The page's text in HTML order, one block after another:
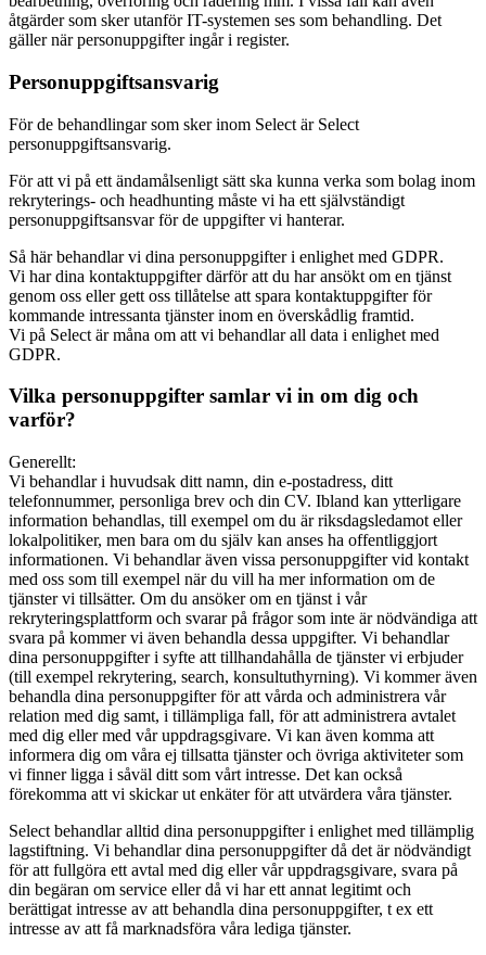
åtgärder som sker utanför IT-systemen ses som behandling. Det
gäller när personuppgifter ingår i register.
Personuppgiftsansvarig
För de behandlingar som sker inom Select är Select
personuppgiftsansvarig.
För att vi på ett ändamålsenligt sätt ska kunna verka som bolag inom
rekryterings- och headhunting måste vi ha ett självständigt
personuppgiftsansvar för de uppgifter vi hanterar.
Så här behandlar vi dina personuppgifter i enlighet med GDPR.
Vi har dina kontaktuppgifter därför att du har ansökt om en tjänst
genom oss eller gett oss tillåtelse att spara kontaktuppgifter för
kommande intressanta tjänster inom en överskådlig framtid.
Vi på Select är måna om att vi behandlar all data i enlighet med
GDPR.
Vilka personuppgifter samlar vi in om dig och
varför?
Generellt:
Vi behandlar i huvudsak ditt namn, din e-postadress, ditt
telefonnummer, personliga brev och din CV. Ibland kan ytterligare
information behandlas, till exempel om du är riksdagsledamot eller
lokalpolitiker, men bara om du själv kan anses ha offentliggjort
informationen. Vi behandlar även vissa personuppgifter vid kontakt
med oss som till exempel när du vill ha mer information om de
tjänster vi tillsätter. Om du ansöker om en tjänst i vår
rekryteringsplattform och svarar på frågor som inte är nödvändiga att
svara på kommer vi även behandla dessa uppgifter. Vi behandlar
dina personuppgifter i syfte att tillhandahålla de tjänster vi erbjuder
(till exempel rekrytering, search, konsultuthyrning). Vi kommer även
behandla dina personuppgifter för att vårda och administrera vår
relation med dig samt, i tillämpliga fall, för att administrera avtalet
med dig eller med vår uppdragsgivare. Vi kan även komma att
informera dig om våra ej tillsatta tjänster och övriga aktiviteter som
vi finner ligga i såväl ditt som vårt intresse. Det kan också
förekomma att vi skickar ut enkäter för att utvärdera våra tjänster.
Select behandlar alltid dina personuppgifter i enlighet med tillämplig
lagstiftning. Vi behandlar dina personuppgifter då det är nödvändigt
för att fullgöra ett avtal med dig eller vår uppdragsgivare, svara på
din begäran om service eller då vi har ett annat legitimt och
berättigat intresse av att behandla dina personuppgifter, t ex ett
intresse av att få marknadsföra våra lediga tjänster.